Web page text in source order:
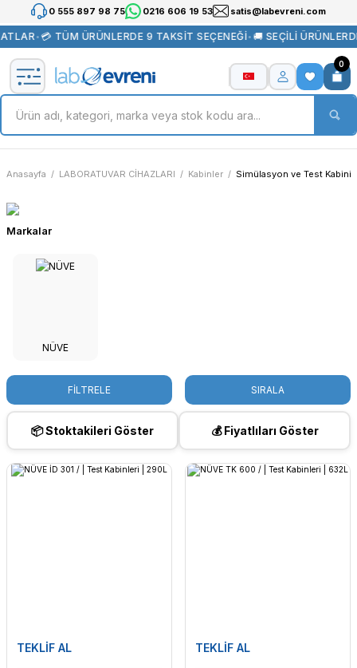
0 555 897 98 75 0216 606 19 53 satis@labevreni.com
•💳 TÜM ÜRÜNLERDE 9 TAKSİT SEÇENEĞİ•🚚 SEÇİLİ
0
Anasayfa LABORATUVAR CİHAZLARI Kabinler Simülasyon ve Test Kabini
Markalar
NÜVE
FİLTRELE SIRALA
📦 Stoktakileri Göster 💰 Fiyatlıları Göster
TEKLİF AL TEKLİF AL